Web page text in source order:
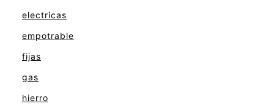
electricas
empotrable
fijas
gas
hierro